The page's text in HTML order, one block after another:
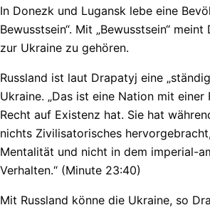
In Donezk und Lugansk lebe eine
Bewusstsein“. Mit „Bewusstsein“
zur Ukraine zu gehören.
Russland ist laut Drapatyj eine
Ukraine. „Das ist eine Nation mit einer
Recht auf Existenz hat. Sie hat
nichts Zivilisatorisches
Mentalität und nicht in dem imperial-
Verhalten.“ (Minute 23:40)
Mit Russland könne die Ukraine, so